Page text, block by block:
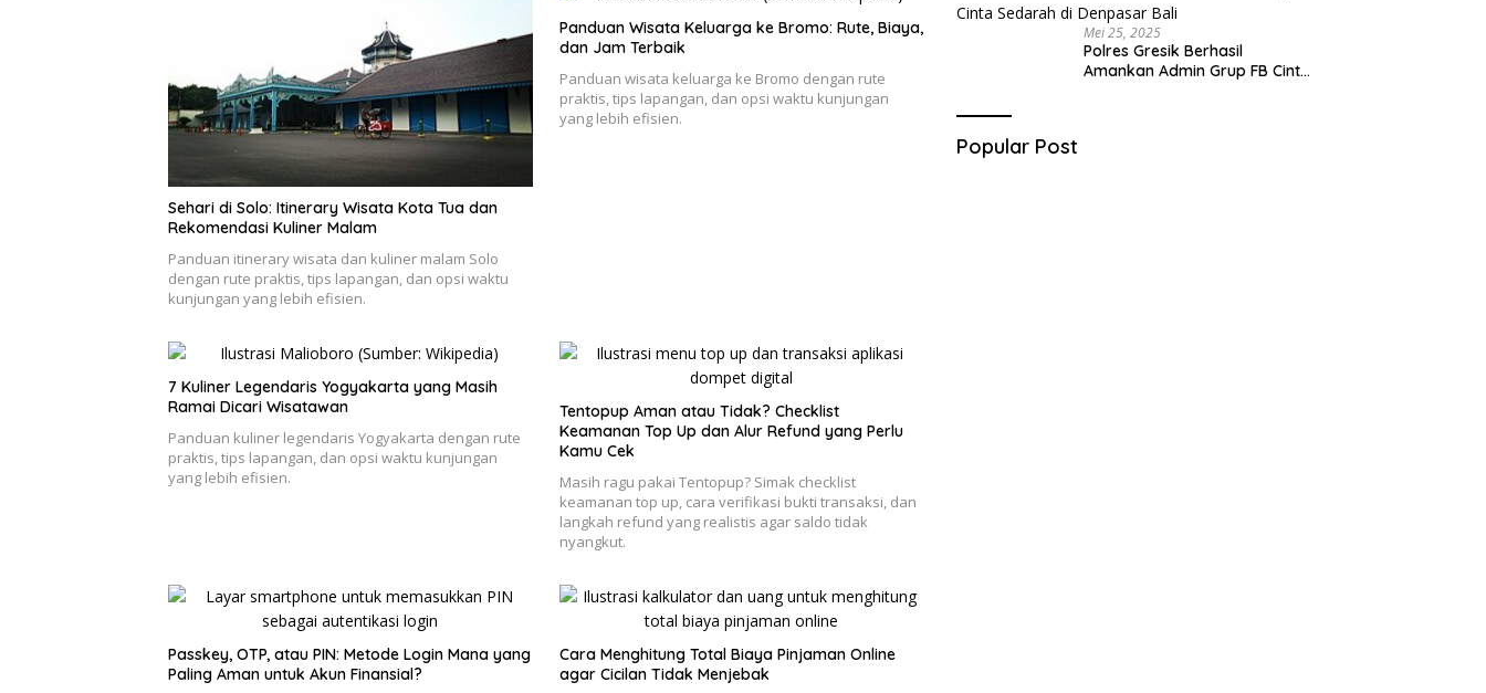
Sehari di Solo: Itinerary Wisata Kota Tua dan
Rekomendasi Kuliner Malam
Panduan itinerary wisata dan kuliner malam Solo
dengan rute praktis, tips lapangan, dan opsi waktu
kunjungan yang lebih efisien.
Panduan Wisata Keluarga ke Bromo: Rute, Biaya,
dan Jam Terbaik
Panduan wisata keluarga ke Bromo dengan rute
praktis, tips lapangan, dan opsi waktu kunjungan
yang lebih efisien.
7 Kuliner Legendaris Yogyakarta yang Masih
Ramai Dicari Wisatawan
Panduan kuliner legendaris Yogyakarta dengan rute
praktis, tips lapangan, dan opsi waktu kunjungan
yang lebih efisien.
Tentopup Aman atau Tidak? Checklist
Keamanan Top Up dan Alur Refund yang Perlu
Kamu Cek
Masih ragu pakai Tentopup? Simak checklist
keamanan top up, cara verifikasi bukti transaksi, dan
langkah refund yang realistis agar saldo tidak
nyangkut.
Passkey, OTP, atau PIN: Metode Login Mana yang
Paling Aman untuk Akun Finansial?
Cara Menghitung Total Biaya Pinjaman Online
agar Cicilan Tidak Menjebak
Mei 25, 2025
Polres Gresik Berhasil
Amankan Admin Grup FB Cinta
Popular Post